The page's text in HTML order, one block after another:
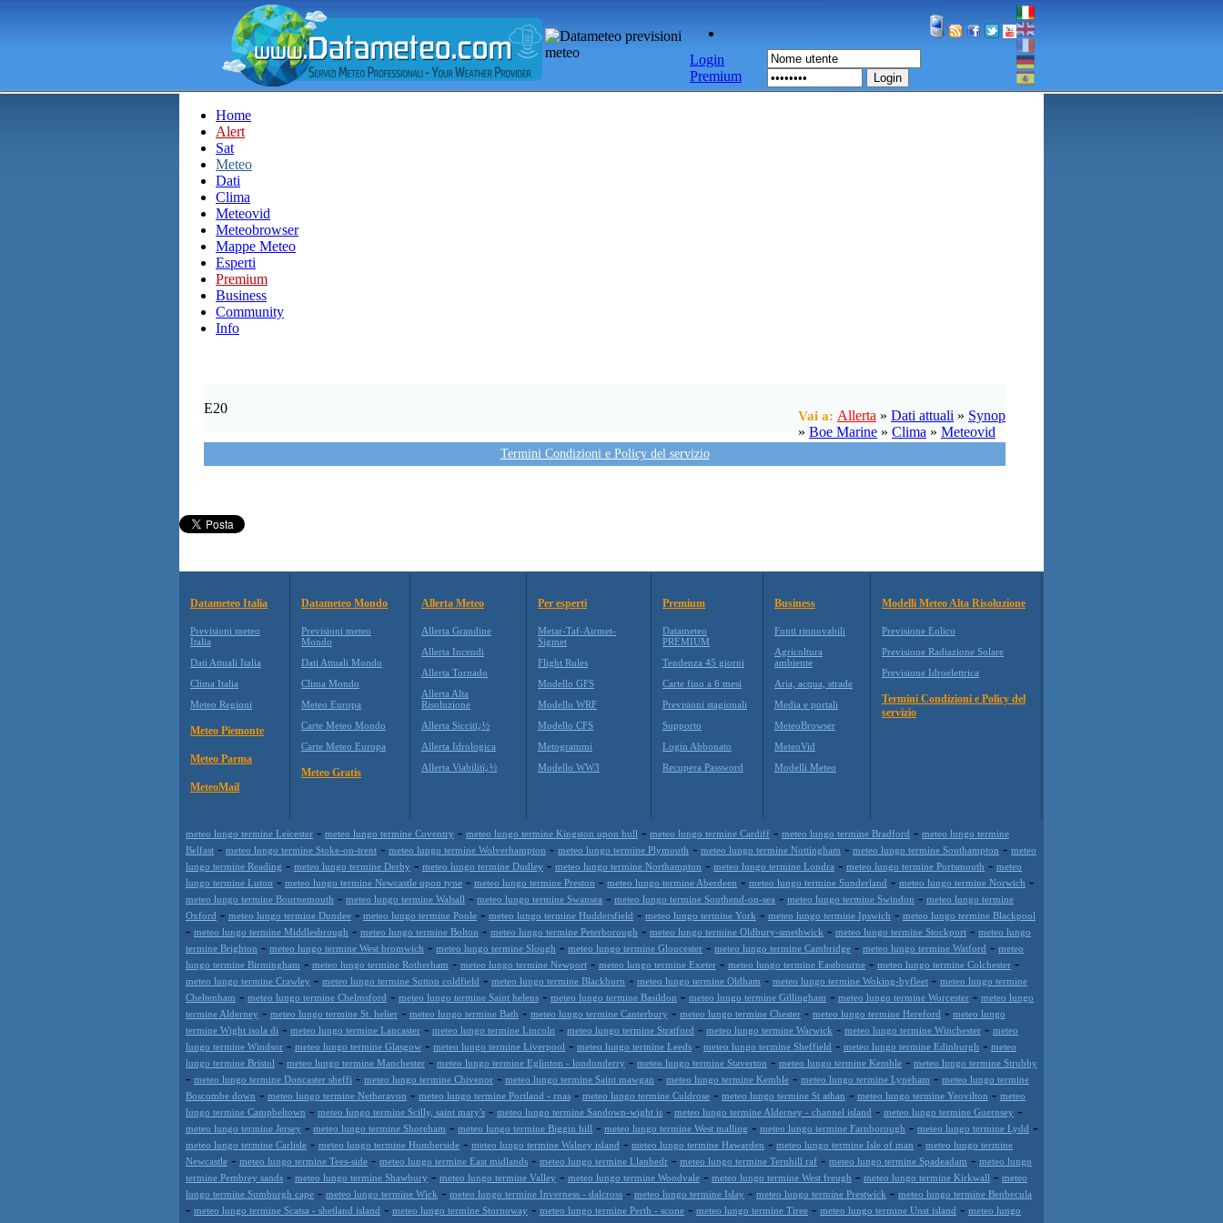
Login
Premium
Login
Home
Alert
Sat
Meteo
Dati
Clima
Meteovid
Meteobrowser
Mappe Meteo
Esperti
Premium
Business
Community
Info
Vai a: Allerta » Dati attuali » Synop
» Boe Marine » Clima » Meteovid
E20
Termini Condizioni e Policy del servizio
Datameteo Italia
Previsioni meteo
Italia
Dati Attuali Italia
Clima Italia
Meteo Regioni
Meteo Piemonte
Meteo Parma
MeteoMail
Datameteo Mondo
Previsioni meteo
Mondo
Dati Attuali Mondo
Clima Mondo
Meteo Europa
Carte Meteo Mondo
Carte Meteo Europa
Meteo Gratis
Allerta Meteo
Allerta Grandine
Allerta Incendi
Allerta Tornado
Allerta Alta
Risoluzione
Allerta Siccitï¿½
Allerta Idrologica
Allerta Viabilitï¿½
Per esperti
Metar-Taf-Airmet-
Sigmet
Flight Rules
Modello GFS
Modello WRF
Modello CFS
Metogrammi
Modello WW3
Premium
Datameteo
PREMIUM
Tendenza 45 giorni
Carte fino a 6 mesi
Previsioni stagionali
Supporto
Login Abbonato
Recupera Password
Business
Fonti rinnovabili
Agricoltura
ambiente
Aria, acqua, strade
Media e portali
MeteoBrowser
MeteoVid
Modelli Meteo
Modelli Meteo Alta Risoluzione
Previsione Eolico
Previsione Radiazione Solare
Previsione Idroelettrica
Termini Condizioni e Policy del
servizio
meteo lungo termine Leicester - meteo lungo termine Coventry - meteo lungo termine Kingston upon hull - meteo lungo termine Cardiff - meteo lungo termine Bradford - meteo lungo termine
Belfast - meteo lungo termine Stoke-on-trent - meteo lungo termine Wolverhampton - meteo lungo termine Plymouth - meteo lungo termine Nottingham - meteo lungo termine Southampton - meteo
lungo termine Reading - meteo lungo termine Derby - meteo lungo termine Dudley - meteo lungo termine Northampton - meteo lungo termine Londra - meteo lungo termine Portsmouth - meteo
lungo termine Luton - meteo lungo termine Newcastle upon tyne - meteo lungo termine Preston - meteo lungo termine Aberdeen - meteo lungo termine Sunderland - meteo lungo termine Norwich -
meteo lungo termine Bournemouth - meteo lungo termine Walsall - meteo lungo termine Swansea - meteo lungo termine Southend-on-sea - meteo lungo termine Swindon - meteo lungo termine
Oxford - meteo lungo termine Dundee - meteo lungo termine Poole - meteo lungo termine Huddersfield - meteo lungo termine York - meteo lungo termine Ipswich - meteo lungo termine Blackpool
- meteo lungo termine Middlesbrough - meteo lungo termine Bolton - meteo lungo termine Peterborough - meteo lungo termine Oldbury-smethwick - meteo lungo termine Stockport - meteo lungo
termine Brighton - meteo lungo termine West bromwich - meteo lungo termine Slough - meteo lungo termine Gloucester - meteo lungo termine Cambridge - meteo lungo termine Watford - meteo
lungo termine Birmingham - meteo lungo termine Rotherham - meteo lungo termine Newport - meteo lungo termine Exeter - meteo lungo termine Eastbourne - meteo lungo termine Colchester -
meteo lungo termine Crawley - meteo lungo termine Sutton coldfield - meteo lungo termine Blackburn - meteo lungo termine Oldham - meteo lungo termine Woking-byfleet - meteo lungo termine
Cheltenham - meteo lungo termine Chelmsford - meteo lungo termine Saint helens - meteo lungo termine Basildon - meteo lungo termine Gillingham - meteo lungo termine Worcester - meteo lungo
termine Alderney - meteo lungo termine St. helier - meteo lungo termine Bath - meteo lungo termine Canterbury - meteo lungo termine Chester - meteo lungo termine Hereford - meteo lungo
termine Wight isola di - meteo lungo termine Lancaster - meteo lungo termine Lincoln - meteo lungo termine Stratford - meteo lungo termine Warwick - meteo lungo termine Winchester - meteo
lungo termine Windsor - meteo lungo termine Glasgow - meteo lungo termine Liverpool - meteo lungo termine Leeds - meteo lungo termine Sheffield - meteo lungo termine Edinburgh - meteo
lungo termine Bristol - meteo lungo termine Manchester - meteo lungo termine Eglinton - londonderry - meteo lungo termine Staverton - meteo lungo termine Kemble - meteo lungo termine Strubby
- meteo lungo termine Doncaster sheffi - meteo lungo termine Chivenor - meteo lungo termine Saint mawgan - meteo lungo termine Kemble - meteo lungo termine Lyneham - meteo lungo termine
Boscombe down - meteo lungo termine Netheravon - meteo lungo termine Portland - rnas - meteo lungo termine Culdrose - meteo lungo termine St athan - meteo lungo termine Yeovilton - meteo
lungo termine Campbeltown - meteo lungo termine Scilly, saint mary's - meteo lungo termine Sandown-wight is - meteo lungo termine Alderney - channel island - meteo lungo termine Guernsey -
meteo lungo termine Jersey - meteo lungo termine Shoreham - meteo lungo termine Biggin hill - meteo lungo termine West malling - meteo lungo termine Farnborough - meteo lungo termine Lydd -
meteo lungo termine Carlisle - meteo lungo termine Humberside - meteo lungo termine Walney island - meteo lungo termine Hawarden - meteo lungo termine Isle of man - meteo lungo termine
Newcastle - meteo lungo termine Tees-side - meteo lungo termine East midlands - meteo lungo termine Llanbedr - meteo lungo termine Ternhill raf - meteo lungo termine Spadeadam - meteo lungo
termine Pembrey sands - meteo lungo termine Shawbury - meteo lungo termine Valley - meteo lungo termine Woodvale - meteo lungo termine West freugh - meteo lungo termine Kirkwall - meteo
lungo termine Sumburgh cape - meteo lungo termine Wick - meteo lungo termine Inverness - dalcross - meteo lungo termine Islay - meteo lungo termine Prestwick - meteo lungo termine Benbecula
- meteo lungo termine Scatsa - shetland island - meteo lungo termine Stornoway - meteo lungo termine Perth - scone - meteo lungo termine Tiree - meteo lungo termine Unst island - meteo lungo